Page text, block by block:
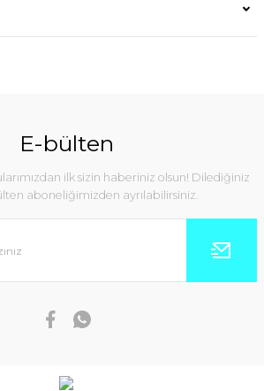
E-bülten
ilk sizin haberiniz olsun! Dilediğiniz
aboneliğimizden ayrılabilirsiniz.